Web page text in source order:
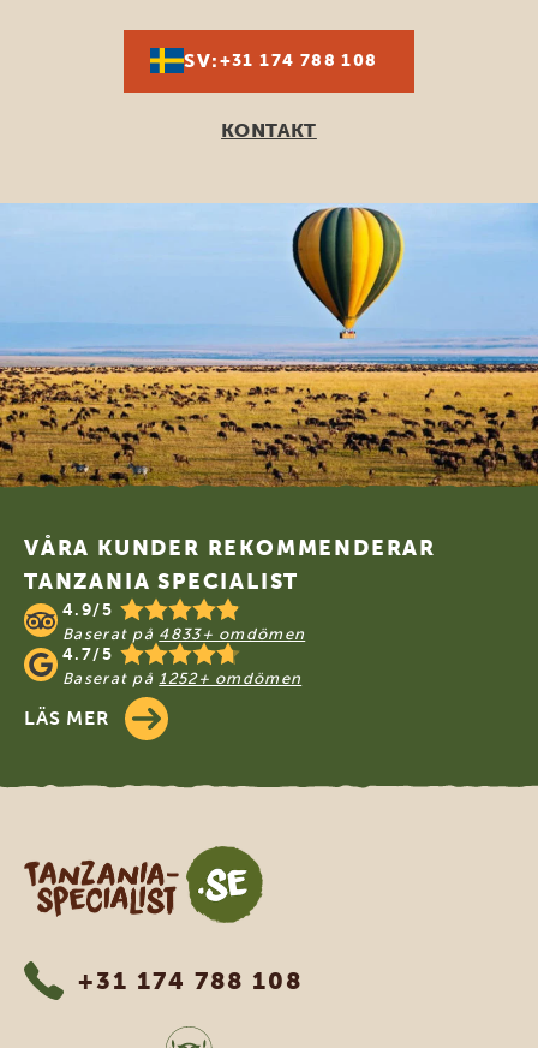
SV:+31 174 788 108
KONTAKT
Footer
VÅRA KUNDER REKOMMENDERAR
TANZANIA SPECIALIST
4.9/5
Baserat på 4833+ omdömen
4.7/5
Baserat på 1252+ omdömen
LÄS MER
Tanzania Specialist
+31 174 788 108